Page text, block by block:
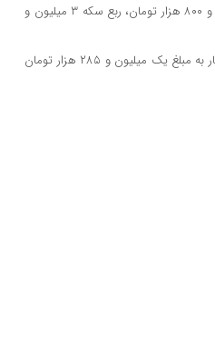
امروز (23 آذر ۱۴۰۰) قیمت هر قطعه سکه طرح جدید به ۱۳ میلیون تومان رسید، نیم سکه ۶ میلیون و ۸۰۰ هزار تومان، ربع سکه ۳ میلیون و
همچنین قیمت هر اونس طلا در بازار‌های جهانی به یک هزار و ۷۸۶ دلار رسید و هر گرم طلای ۱۸ عیار به مبلغ یک میلیون و ۲۸۵ هزار تومان